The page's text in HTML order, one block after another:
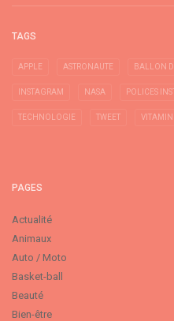
TAGS
APPLE ASTRONAUTE BALLON
INSTAGRAM NASA POLICES
TECHNOLOGIE TWEET VITAMIN
PAGES
Actualité
Animaux
Auto / Moto
Basket-ball
Beauté
Bien-être